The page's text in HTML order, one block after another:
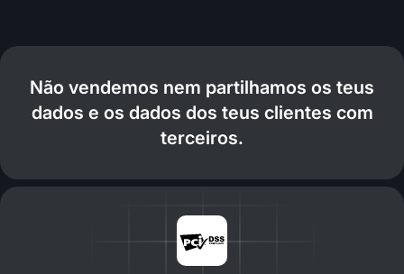
Não vendemos nem partilhamos os teus
dados e os dados dos teus clientes com
terceiros.